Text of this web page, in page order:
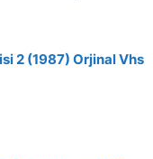
2 (1987) Orjinal Vhs